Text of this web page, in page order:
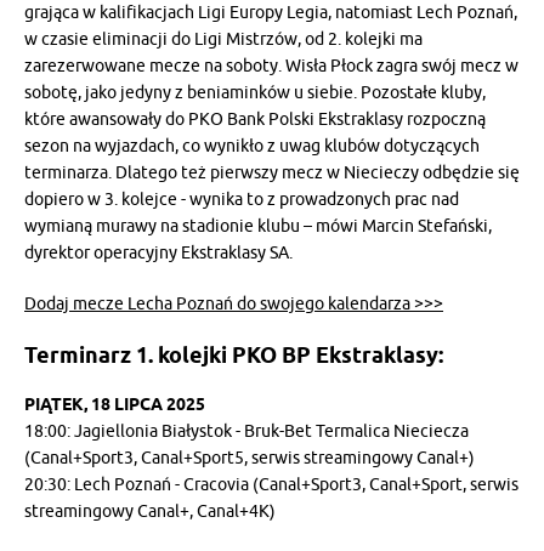
grająca w kalifikacjach Ligi Europy Legia, natomiast Lech Poznań,
w czasie eliminacji do Ligi Mistrzów, od 2. kolejki ma
zarezerwowane mecze na soboty. Wisła Płock zagra swój mecz w
sobotę, jako jedyny z beniaminków u siebie. Pozostałe kluby,
które awansowały do PKO Bank Polski Ekstraklasy rozpoczną
sezon na wyjazdach, co wynikło z uwag klubów dotyczących
terminarza. Dlatego też pierwszy mecz w Niecieczy odbędzie się
dopiero w 3. kolejce - wynika to z prowadzonych prac nad
wymianą murawy na stadionie klubu – mówi Marcin Stefański,
dyrektor operacyjny Ekstraklasy SA.
Dodaj mecze Lecha Poznań do swojego kalendarza >>>
Terminarz 1. kolejki PKO BP Ekstraklasy:
PIĄTEK, 18 LIPCA 2025
18:00: Jagiellonia Białystok - Bruk-Bet Termalica Nieciecza
(Canal+Sport3, Canal+Sport5, serwis streamingowy Canal+)
20:30: Lech Poznań - Cracovia (Canal+Sport3, Canal+Sport, serwis
streamingowy Canal+, Canal+4K)